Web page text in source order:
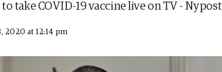
take COVID-19 vaccine live on TV - Nypost
2020 at 12:14 pm